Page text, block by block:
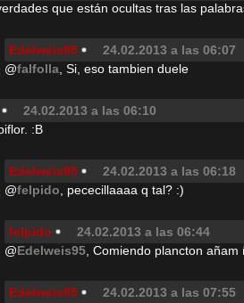
que están ocultas tras las
Edelweis95 24.02.2013 a las 06:07
@falfolla , Si, eso tambien duele
24.02.2013 a las 06:10
:B
Edelweis95 24.02.2013 a las 06:18
@felpido , pececillaaaa q tal? :)
felpido 24.02.2013 a las 06:44
@Edelweis95 , Comiendo plancton
Edelweis95 24.02.2013 a las 07:55